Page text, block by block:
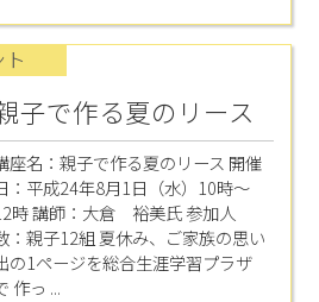
子で作る夏のリース
座名：親子で作る夏のリース 開催
：平成24年8月1日（水）10時～
時 講師：大倉 裕美氏 参加人
：親子12組 夏休み、ご家族の思い
の1ページを総合生涯学習プラザ
作っ ...